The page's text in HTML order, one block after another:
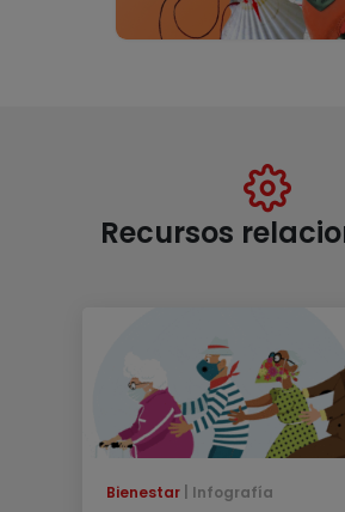
Recursos
Bienestar Infografía